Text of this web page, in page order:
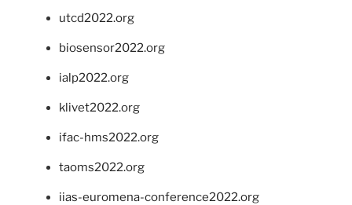
utcd2022.org
biosensor2022.org
ialp2022.org
klivet2022.org
ifac-hms2022.org
taoms2022.org
iias-euromena-conference2022.org